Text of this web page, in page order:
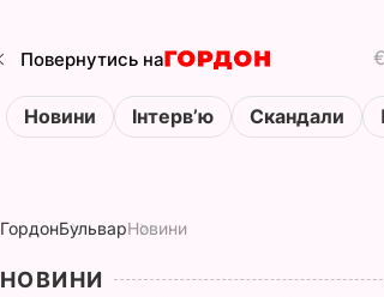
Повернутись на
Новини Інтервʼю Скандали
ГордонБульварНовини
НОВИНИ